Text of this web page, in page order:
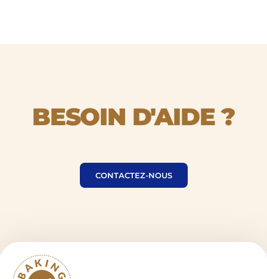
BESOIN D'AIDE ?
D'AIDECONTACTEZ-NOUS